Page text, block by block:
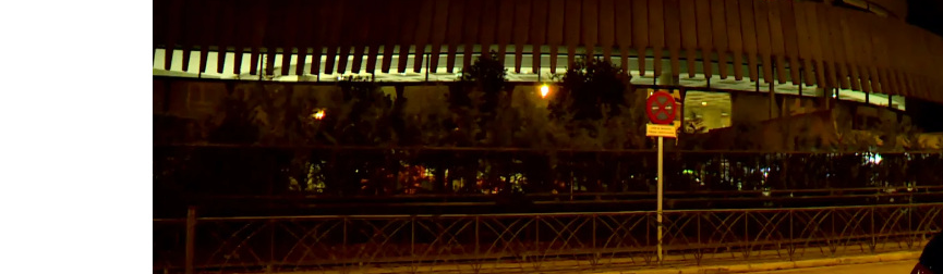
Ángel Pinto |Estíbaliz González
Publicado: 20 de diciembre de 2022, 07:35 WhatsappFacebook
X Linkedin
A las doce de la noche, la actividad en elTribunal Constitucionalera evidente.
Desde el exterior, se podían vermuchas salas y despachos encendidos. El
trabajo ha sido incesante. En la puerta principal, un policía no permitía el
estacionamiento a ningún vehículo. Todos tenían que entrar en el parking interior.